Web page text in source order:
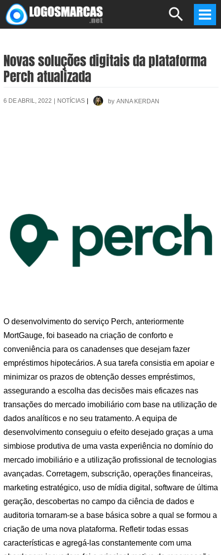
Skip
to
Search
Novas soluções digitais da plataforma
Perch atualizada
6 DE ABRIL, 2022 NOTÍCIAS by ANNA KERDAN
O desenvolvimento do serviço Perch, anteriormente
MortGauge, foi baseado na criação de conforto e
conveniência para os canadenses que desejam fazer
empréstimos hipotecários. A sua tarefa consistia em apoiar e
minimizar os prazos de obtenção desses empréstimos,
assegurando a escolha das decisões mais eficazes nas
transações do mercado imobiliário com base na utilização de
dados analíticos e no seu tratamento. A equipa de
desenvolvimento conseguiu o efeito desejado graças a uma
simbiose produtiva de uma vasta experiência no domínio do
mercado imobiliário e a utilização profissional de tecnologias
avançadas. Corretagem, subscrição, operações financeiras,
marketing estratégico, uso de mídia digital, software de última
geração, descobertas no campo da ciência de dados e
auditoria tornaram-se a base básica sobre a qual se formou a
criação de uma nova plataforma. Refletir todas essas
características e agregá-las constantemente com uma